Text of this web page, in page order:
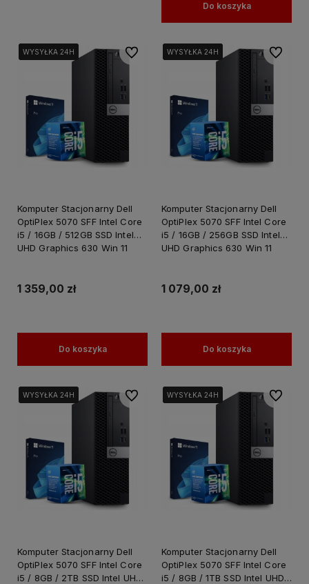
Do koszyka
WYSYŁKA 24H
WYSYŁKA 24H
WYSYŁKA 24H
Komputer Stacjonarny Dell
OptiPlex 5070 SFF Intel Core
i5 / 16GB / 512GB SSD Intel
UHD Graphics 630 Win 11
1 359,00 zł
Do koszyka
Do ulubionychWYSYŁKA 24H
WYSYŁKA 24H
WYSYŁKA 24H
Komputer Stacjonarny Dell
OptiPlex 5070 SFF Intel Core
i5 / 16GB / 256GB SSD Intel
UHD Graphics 630 Win 11
1 079,00 zł
Do koszyka
Do
WYSYŁKA 24H
WYSYŁKA 24H
WYSYŁKA 24H
Komputer Stacjonarny Dell
OptiPlex 5070 SFF Intel Core
i5 / 8GB / 2TB SSD Intel UHD
Do ulubionychWYSYŁKA 24H
WYSYŁKA 24H
WYSYŁKA 24H
Komputer Stacjonarny Dell
OptiPlex 5070 SFF Intel Core
i5 / 8GB / 1TB SSD Intel UHD
Do